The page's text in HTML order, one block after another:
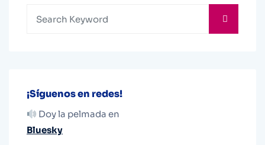
¡Síguenos en redes!
Doy la pelmada en
Bluesky